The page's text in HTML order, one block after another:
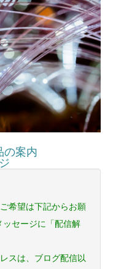
案内
希望は下記からお願
セージに「配信解
スは、ブログ配信以